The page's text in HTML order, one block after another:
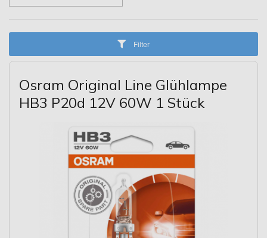
Filter
Osram Original Line Glühlampe
HB3 P20d 12V 60W 1 Stück